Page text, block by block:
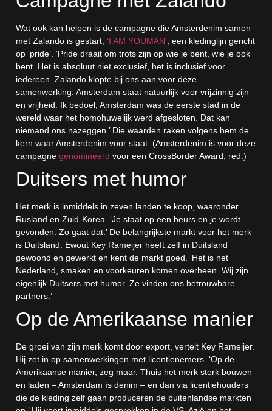
Wat ook kan helpen is de campagne die Amsterdenim samen
met Zalando is gestart, ‘I AM YOUMAN’ , een kledinglijn gericht
op ‘pride’. ‘Pride draait om trots zijn op wie je bent, wie je ook
bent. Het is absoluut niet exclusief, het is inclusief voor
iedereen. Zalando klopte bij ons aan voor deze
samenwerking. Amsterdam staat natuurlijk voor vrijzinnig zijn
en vrijheid. Ik bedoel, Amsterdam was de eerste stad in de
wereld waar het homohuwelijk werd afgesloten. Dat kan
niemand ons nazeggen.’ Die waarden raken volgens hem de
kern waar Amsterdenim voor staat. (Amsterdenim is voor deze
campagne genomineerd voor een CrossBorder Award, red.)
Duitsers met humor
Het merk is inmiddels in zeven landen te koop, waaronder
Rusland en Zuid-Korea. ‘Je staat op een beurs en je wordt
gevonden. Zo gaat dat.’ De belangrijkste markt voor het merk
is Duitsland. Ewout Key Rameijer heeft zelf in Duitsland
gewoond en gewerkt en kent de markt goed. ‘Het is net
Nederland, smaken en voorkeuren komen overheen. Wij zijn
eigenlijk Duitsers met humor. Ze vinden ons betrouwbare
partners.’
Op de Amerikaanse manier
De groei van zijn merk komt door export, vertelt Key Rameijer.
Hij zet in op samenwerkingen met licentienemers. ‘Op de
Amerikaanse manier, zeg maar. Thuis het merk sterk bouwen
en laden – Amsterdam ís denim – en dan via licentiehouders
die de kleding zelf gaan produceren de buitenlandse markten